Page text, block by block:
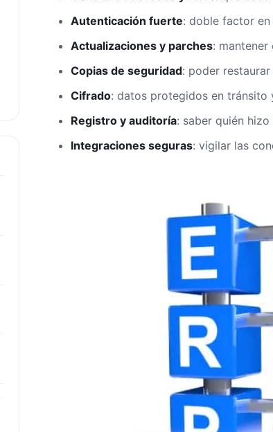
Autenticación fuerte: doble factor en
Actualizaciones y parches:
Copias de seguridad: poder
Cifrado: datos protegidos en tránsito
Registro y auditoría: saber quién
Integraciones seguras: vigilar las